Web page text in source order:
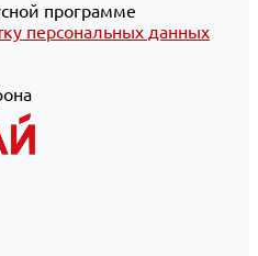
программе
персональных данных